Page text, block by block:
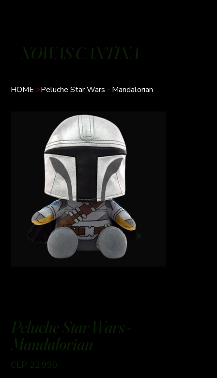
NOWAS CANTINA
HOME >Peluche Star Wars - Mandalorian
Peluche Star Wars -
Mandalorian
Preço
CLP 22.990